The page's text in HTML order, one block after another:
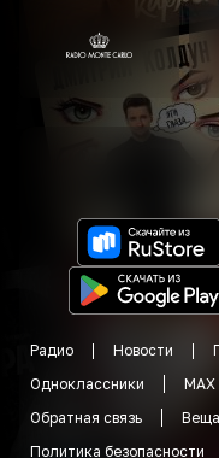
Радио Новости
Одноклассники
MAX
Обратная связь
Политика безопасности